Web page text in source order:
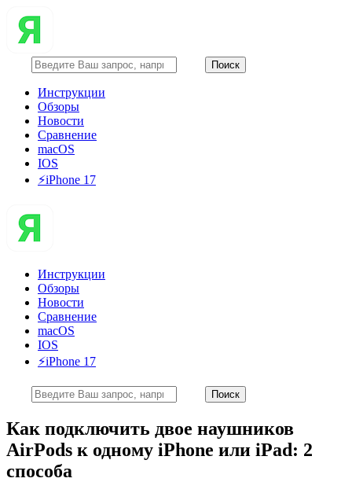
Инструкции
Обзоры
Новости
Сравнение
macOS
IOS
⚡️iPhone 17
Инструкции
Обзоры
Новости
Сравнение
macOS
IOS
⚡️iPhone 17
Как подключить двое наушников
AirPods к одному iPhone или iPad: 2
способа